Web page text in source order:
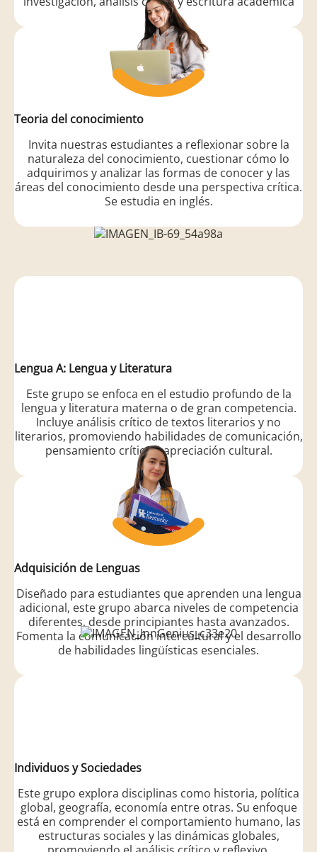
Teoria del conocimiento
Invita nuestras estudiantes a reflexionar sobre la
naturaleza del conocimiento, cuestionar cómo lo
adquirimos y analizar las formas de conocer y las
áreas del conocimiento desde una perspectiva crítica.
Se estudia en inglés.
Lengua A: Lengua y Literatura
Este grupo se enfoca en el estudio profundo de la
lengua y literatura materna o de gran competencia.
Incluye análisis crítico de textos literarios y no
literarios, promoviendo habilidades de comunicación,
pensamiento crítico y apreciación cultural.
Adquisición de Lenguas
Diseñado para estudiantes que aprenden una lengua
adicional, este grupo abarca niveles de competencia
diferentes, desde principiantes hasta avanzados.
Fomenta la comunicación intercultural y el desarrollo
de habilidades lingüísticas esenciales.
Individuos y Sociedades
Este grupo explora disciplinas como historia, política
global, geografía, economía entre otras. Su enfoque
está en comprender el comportamiento humano, las
estructuras sociales y las dinámicas globales,